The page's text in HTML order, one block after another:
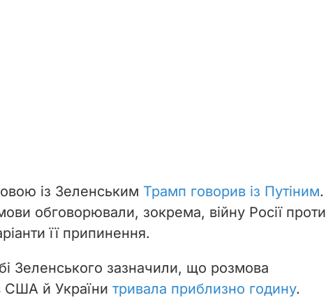
із Зеленським Трамп говорив із Путіним.
обговорювали, зокрема, війну Росії проти
її припинення.
Зеленського зазначили, що розмова
США й України тривала приблизно годину.